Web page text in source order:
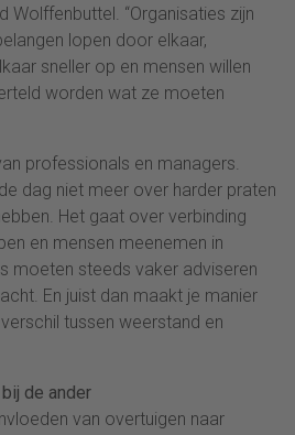
Wolffenbuttel. “Organisaties zijn
lopen door elkaar,
sneller op en mensen willen
worden wat ze moeten
professionals en managers.
dag niet meer over harder praten
Het gaat over verbinding
en mensen meenemen in
moeten steeds vaker adviseren
En juist dan maakt je manier
tussen weerstand en
de ander
van overtuigen naar